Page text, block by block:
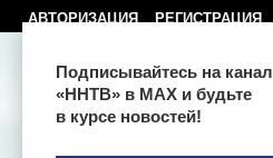
АВТОРИЗАЦИЯ РЕГИСТРАЦИЯ
Подписывайтесь на канал
«ННТВ» в МАХ и будьте
в курсе новостей!